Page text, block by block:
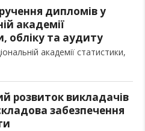
дипломів у
академії
обліку та аудиту
академії статистики,
розвиток викладачів
забезпечення